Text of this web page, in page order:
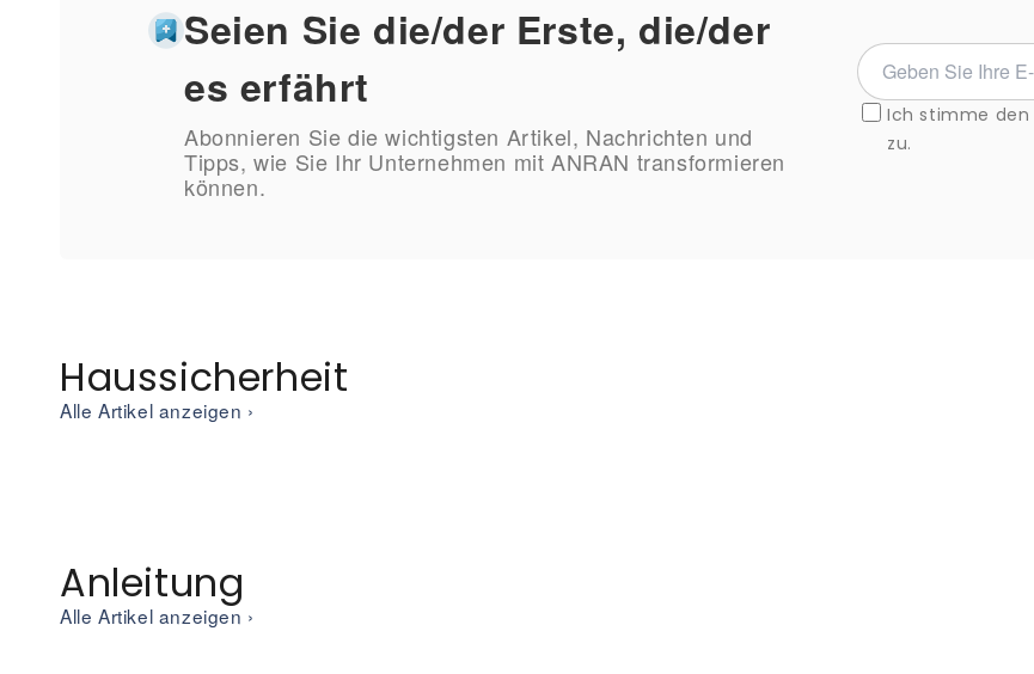
Seien Sie die/der Erste, die/der
es erfährt
Abonnieren Sie die wichtigsten Artikel, Nachrichten und
Tipps, wie Sie Ihr Unternehmen mit ANRAN transformieren
können.
Geben
Sie
IhreIch stimme den
zu.
Haussicherheit
Alle Artikel anzeigen ›
Anleitung
Alle Artikel anzeigen ›